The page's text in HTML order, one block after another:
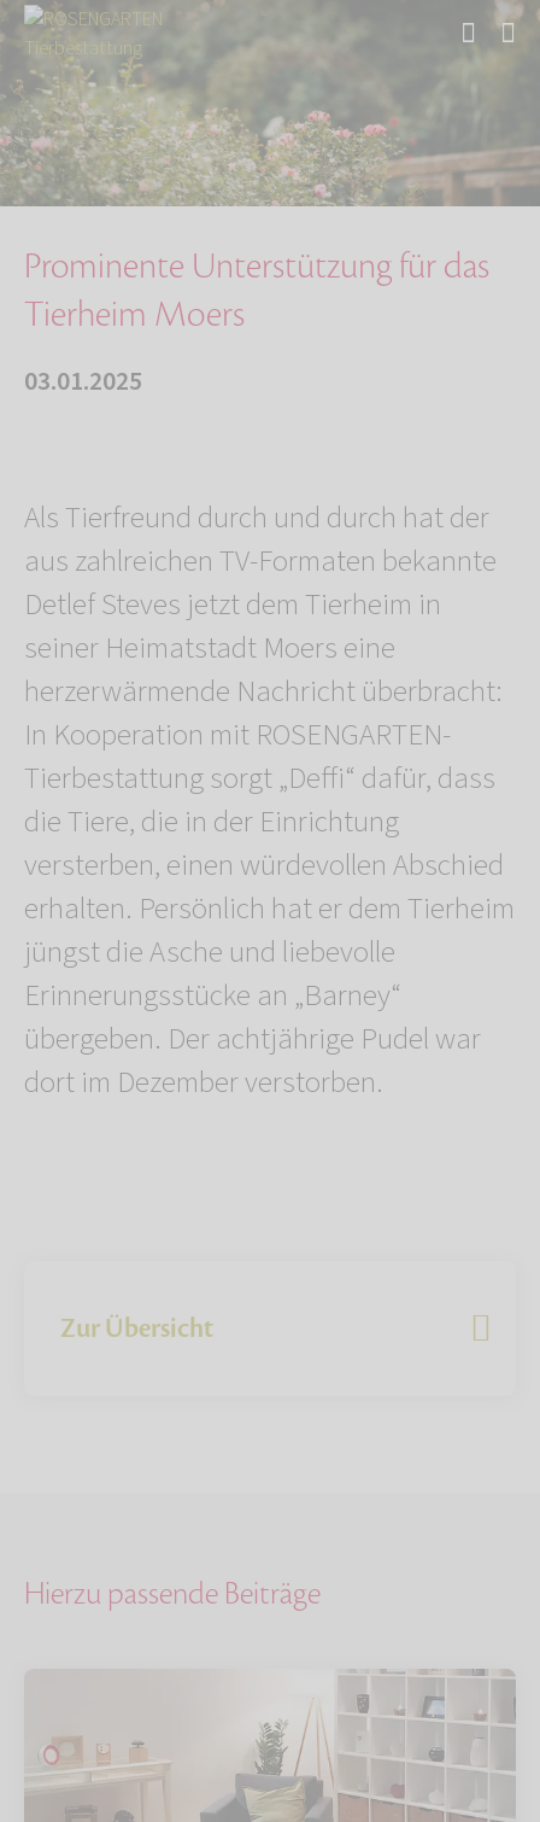
Start Über uns
Aktuelles
Prominente Unterstützung für das Tierheim Moe…
Prominente Unterstützung für das
Tierheim Moers
03.01.2025
Als Tierfreund durch und durch hat der
aus zahlreichen TV-Formaten bekannte
Detlef Steves jetzt dem Tierheim in
seiner Heimatstadt Moers eine
herzerwärmende Nachricht überbracht:
In Kooperation mit ROSENGARTEN-
Tierbestattung sorgt „Deffi“ dafür, dass
die Tiere, die in der Einrichtung
versterben, einen würdevollen Abschied
erhalten. Persönlich hat er dem Tierheim
jüngst die Asche und liebevolle
Erinnerungsstücke an „Barney“
übergeben. Der achtjährige Pudel war
dort im Dezember verstorben.
Zur Übersicht
Hierzu passende Beiträge